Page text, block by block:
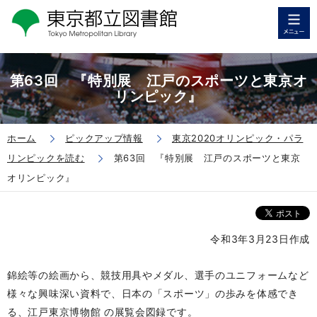
第63回 『特別展 江戸のスポーツと東京オ
リンピック』
ホーム ピックアップ情報
東京2020オリンピック・パラ
リンピックを読む
第63回 『特別展 江戸のスポーツと東京
オリンピック』
令和3年3月23日作成
錦絵等の絵画から、競技用具やメダル、選手のユニフォームなど
様々な興味深い資料で、日本の「スポーツ」の歩みを体感でき
る、江戸東京博物館 の展覧会図録です。